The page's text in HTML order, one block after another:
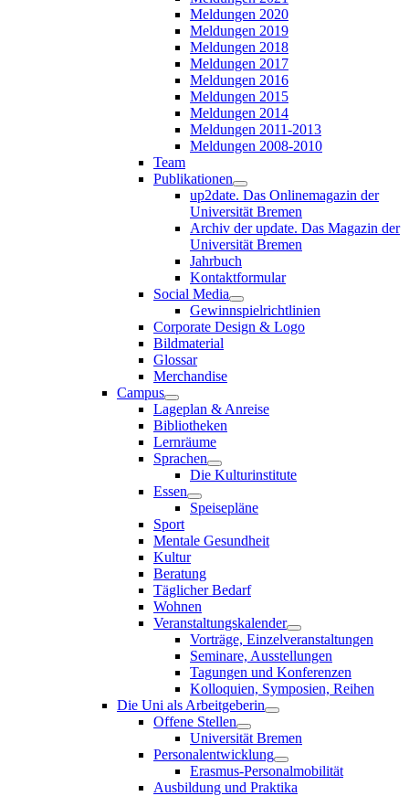
Meldungen 2020
Meldungen 2019
Meldungen 2018
Meldungen 2017
Meldungen 2016
Meldungen 2015
Meldungen 2014
Meldungen 2011-2013
Meldungen 2008-2010
Team
Publikationen
up2date. Das Onlinemagazin der
Universität Bremen
Archiv der update. Das Magazin der
Universität Bremen
Jahrbuch
Kontaktformular
Social Media
Gewinnspielrichtlinien
Corporate Design & Logo
Bildmaterial
Glossar
Merchandise
Campus
Lageplan & Anreise
Bibliotheken
Lernräume
Sprachen
Die Kulturinstitute
Essen
Speisepläne
Sport
Mentale Gesundheit
Kultur
Beratung
Täglicher Bedarf
Wohnen
Veranstaltungskalender
Vorträge, Einzelveranstaltungen
Seminare, Ausstellungen
Tagungen und Konferenzen
Kolloquien, Symposien, Reihen
Die Uni als Arbeitgeberin
Offene Stellen
Universität Bremen
Personalentwicklung
Erasmus-Personalmobilität
Ausbildung und Praktika